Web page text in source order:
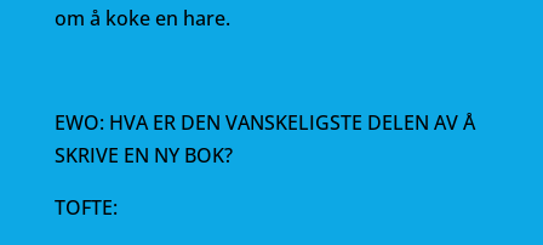
om å koke en hare.
EWO: HVA ER DEN VANSKELIGSTE DELEN AV Å
SKRIVE EN NY BOK?
TOFTE: